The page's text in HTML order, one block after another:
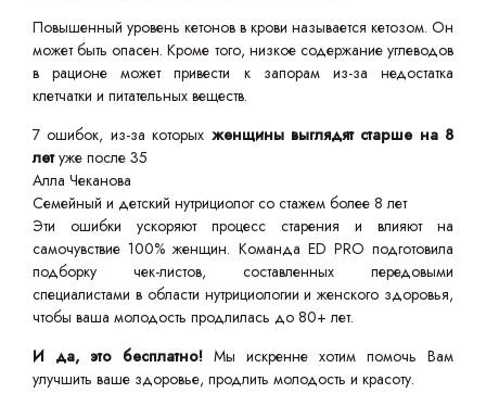
Повышенный уровень кетонов в крови называется кетозом. Он
может быть опасен. Кроме того, низкое содержание углеводов
в рационе может привести к запорам из-за недостатка
клетчатки и питательных веществ.
7 ошибок, из-за которых женщины выглядят старше на 8
летуже после 35
Алла Чеканова
Семейный и детский нутрициолог со стажем более 8 лет
Эти ошибки ускоряют процесс старения и влияют на
самочувствие 100% женщин. Команда ED PRO подготовила
подборку чек-листов, составленных передовыми
специалистами в области нутрициологии и женского здоровья,
чтобы ваша молодость продлилась до 80+ лет.
И да, это бесплатно! Мы искренне хотим помочь Вам
улучшить ваше здоровье, продлить молодость и красоту.